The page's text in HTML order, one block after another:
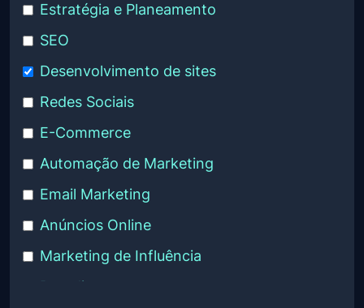
Estratégia e Planeamento
SEO
Desenvolvimento de sites
Redes Sociais
E-Commerce
Automação de Marketing
Email Marketing
Anúncios Online
Marketing de Influência
Branding